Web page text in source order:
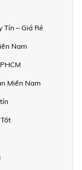
Tín – Giá Rẻ
Nam
Miền Nam